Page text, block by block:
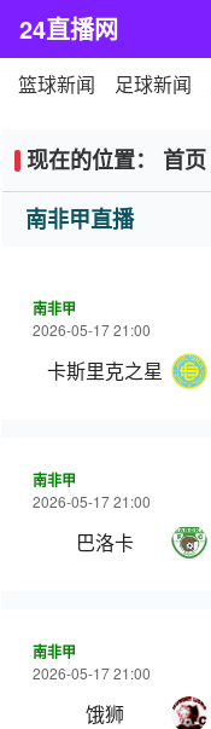
24直播网
篮球新闻 足球新闻
现在的位置： 首页
南非甲直播
南非甲
2026-05-17 21:00
卡斯里克之星
南非甲
2026-05-17 21:00
巴洛卡
南非甲
2026-05-17 21:00
饿狮